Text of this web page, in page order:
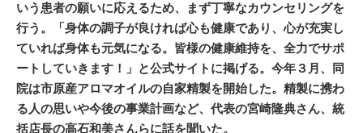
いう患者の願いに応えるため、まず丁寧なカウンセリングを
行う。「身体の調子が良ければ心も健康であり、心が充実し
ていれば身体も元気になる。皆様の健康維持を、全力でサポ
ートしていきます！」と公式サイトに掲げる。今年３月、同
院は市原産アロマオイルの自家精製を開始した。精製に携わ
る人の思いや今後の事業計画など、代表の宮崎隆典さん、統
括店長の高石和美さんらに話を聞いた。